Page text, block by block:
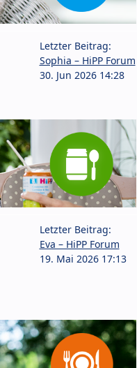
Letzter Beitrag:
Sophia – HiPP Forum
30. Jun 2026 14:28
Letzter Beitrag:
Eva – HiPP Forum
19. Mai 2026 17:13